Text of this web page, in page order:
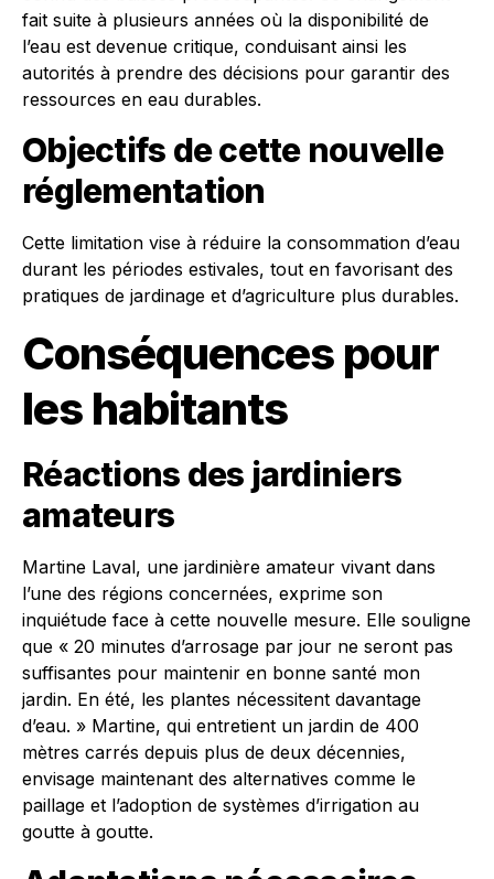
fait suite à plusieurs années où la disponibilité de
l’eau est devenue critique, conduisant ainsi les
autorités à prendre des décisions pour garantir des
ressources en eau durables.
Objectifs de cette nouvelle
réglementation
Cette limitation vise à réduire la consommation d’eau
durant les périodes estivales, tout en favorisant des
pratiques de jardinage et d’agriculture plus durables.
Conséquences pour
les habitants
Réactions des jardiniers
amateurs
Martine Laval, une jardinière amateur vivant dans
l’une des régions concernées, exprime son
inquiétude face à cette nouvelle mesure. Elle souligne
que « 20 minutes d’arrosage par jour ne seront pas
suffisantes pour maintenir en bonne santé mon
jardin. En été, les plantes nécessitent davantage
d’eau. » Martine, qui entretient un jardin de 400
mètres carrés depuis plus de deux décennies,
envisage maintenant des alternatives comme le
paillage et l’adoption de systèmes d’irrigation au
goutte à goutte.